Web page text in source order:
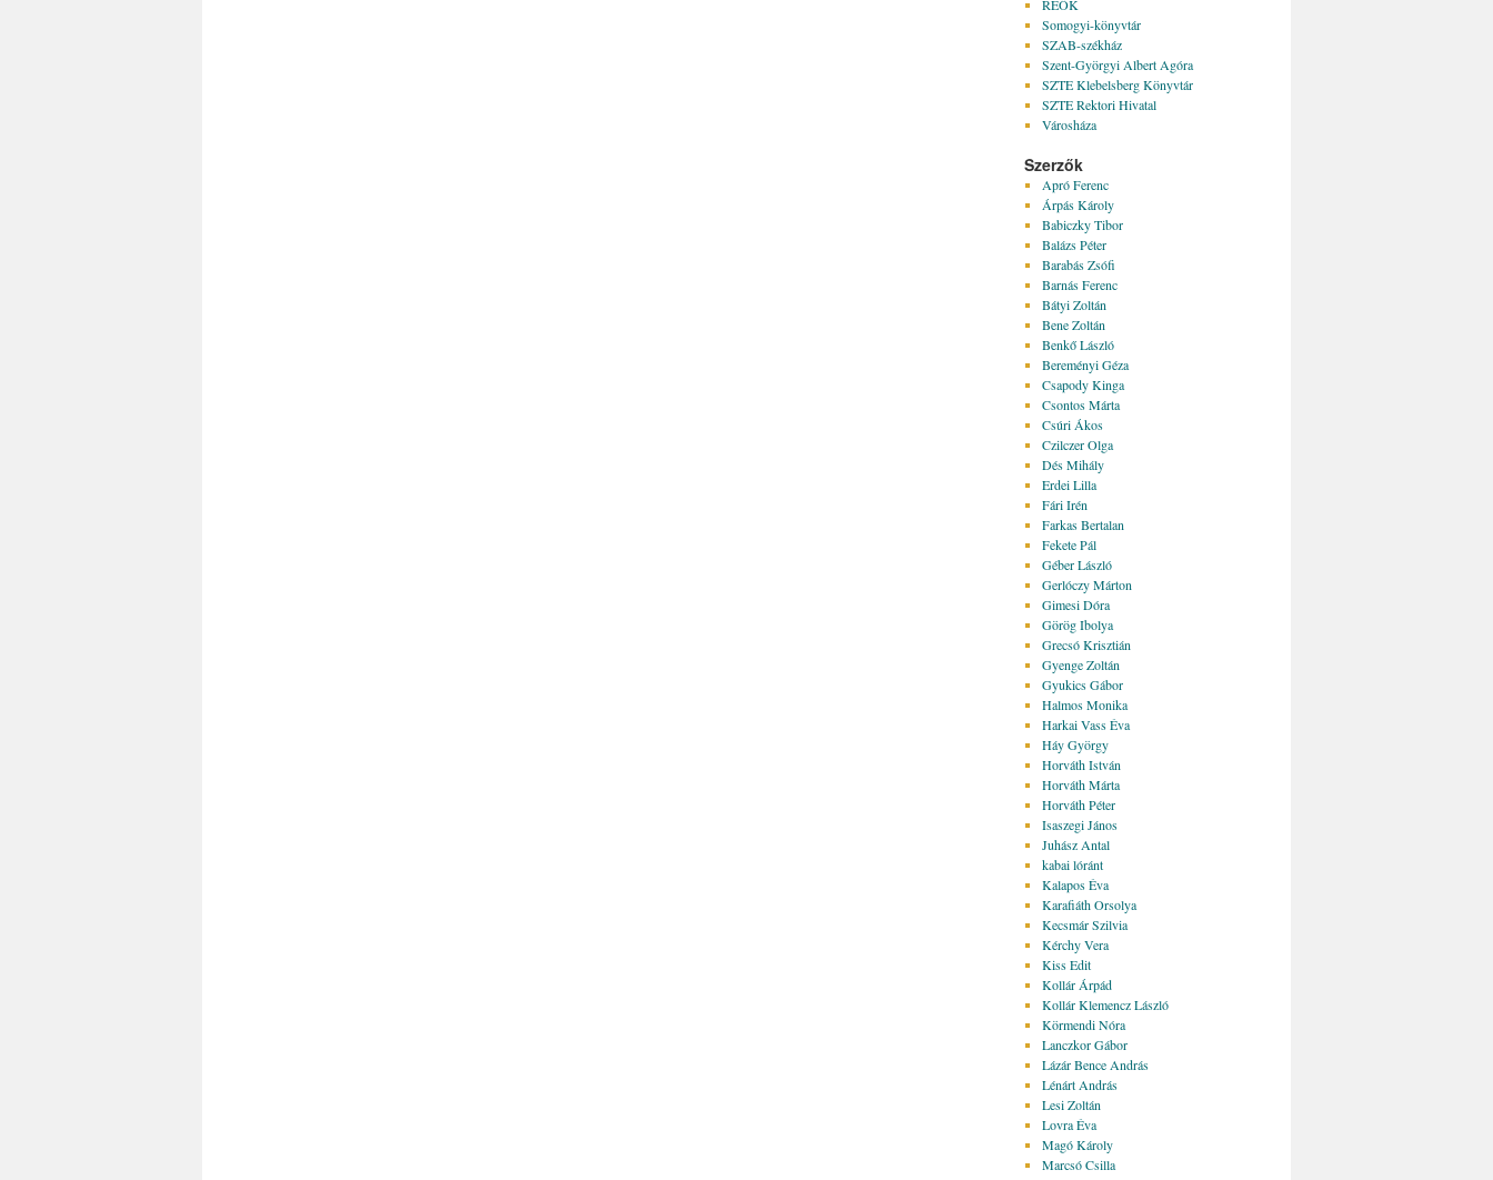
REÖK
Somogyi-könyvtár
SZAB-székház
Szent-Györgyi Albert Agóra
SZTE Klebelsberg Könyvtár
SZTE Rektori Hivatal
Városháza
Szerzők
Apró Ferenc
Árpás Károly
Babiczky Tibor
Balázs Péter
Barabás Zsófi
Barnás Ferenc
Bátyi Zoltán
Bene Zoltán
Benkő László
Bereményi Géza
Csapody Kinga
Csontos Márta
Csúri Ákos
Czilczer Olga
Dés Mihály
Erdei Lilla
Fári Irén
Farkas Bertalan
Fekete Pál
Géber László
Gerlóczy Márton
Gimesi Dóra
Görög Ibolya
Grecsó Krisztián
Gyenge Zoltán
Gyukics Gábor
Halmos Monika
Harkai Vass Éva
Háy György
Horváth István
Horváth Márta
Horváth Péter
Isaszegi János
Juhász Antal
kabai lóránt
Kalapos Éva
Karafiáth Orsolya
Kecsmár Szilvia
Kérchy Vera
Kiss Edit
Kollár Árpád
Kollár Klemencz László
Körmendi Nóra
Lanczkor Gábor
Lázár Bence András
Lénárt András
Lesi Zoltán
Lovra Éva
Magó Károly
Marcsó Csilla